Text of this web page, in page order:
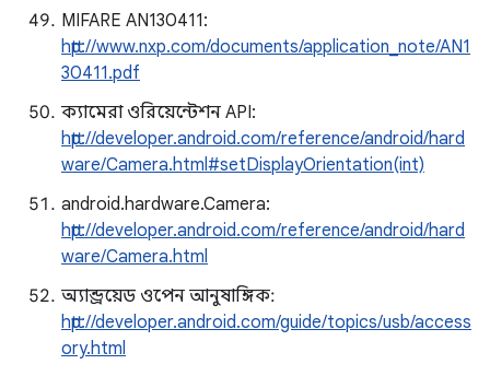
MIFARE AN130411:
http://www.nxp.com/documents/application_note/AN1
30411.pdf
ক্যামেরা ওরিয়েন্টেশন API:
http://developer.android.com/reference/android/hard
ware/Camera.html#setDisplayOrientation(int)
android.hardware.Camera:
http://developer.android.com/reference/android/hard
ware/Camera.html
অ্যান্ড্রয়েড ওপেন আনুষাঙ্গিক:
http://developer.android.com/guide/topics/usb/access
ory.html